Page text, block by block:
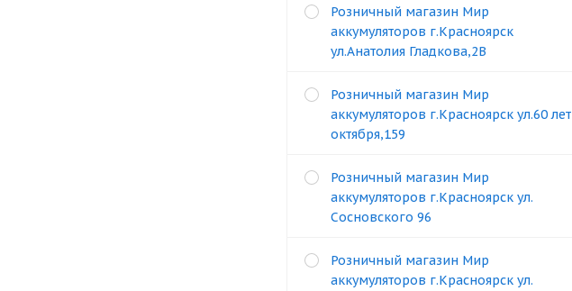
Розничный магазин Мир
аккумуляторов г.Красноярск
ул.Анатолия Гладкова,2В
Розничный магазин Мир
аккумуляторов г.Красноярск ул.60 лет
октября,159
Розничный магазин Мир
аккумуляторов г.Красноярск ул.
Сосновского 96
Розничный магазин Мир
аккумуляторов г.Красноярск ул.